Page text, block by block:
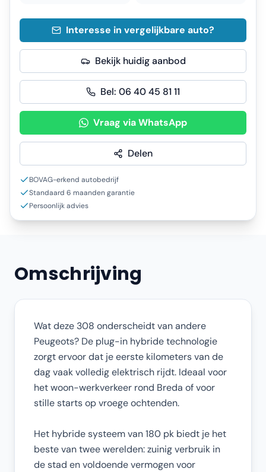
Interesse in vergelijkbare auto?
Bekijk huidig aanbod
Bel: 06 40 45 81 11
Vraag via WhatsApp
Delen
BOVAG-erkend autobedrijf
Standaard 6 maanden garantie
Persoonlijk advies
Omschrijving
Wat deze 308 onderscheidt van andere
Peugeots? De plug-in hybride technologie
zorgt ervoor dat je eerste kilometers van de
dag vaak volledig elektrisch rijdt. Ideaal voor
het woon-werkverkeer rond Breda of voor
stille starts op vroege ochtenden.
Het hybride systeem van 180 pk biedt je het
beste van twee werelden: zuinig verbruik in
de stad en voldoende vermogen voor